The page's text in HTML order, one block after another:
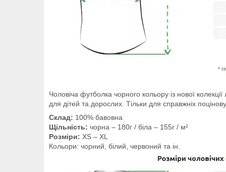
Чоловіча футболка чорного кольору із нової
для дітей та дорослих. Тільки для справжніх
Склад: 100% бавовна
Щільність: чорна – 180г / біла – 155г / м²
Розміри: XS – XL
Кольори: чорний, білий, червоний та ін.